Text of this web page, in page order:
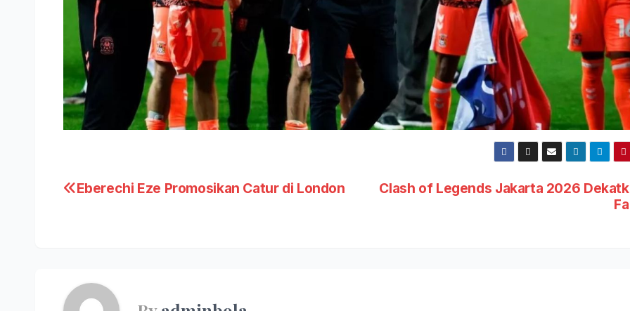
Post
Clash of Legends Jakarta 2026
Eberechi Eze Promosikan Catur di London